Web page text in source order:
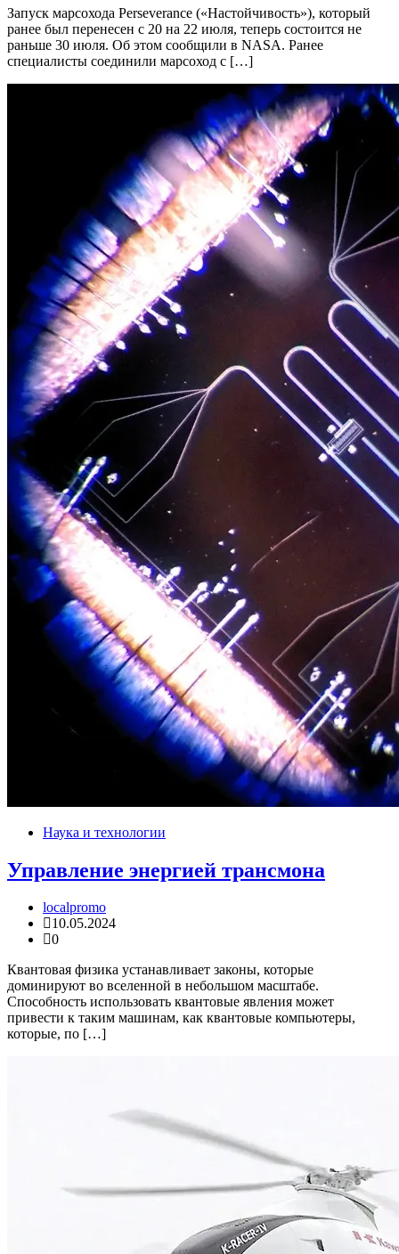
Запуск марсохода Perseverance («Настойчивость»), который
ранее был перенесен с 20 на 22 июля, теперь состоится не
раньше 30 июля. Об этом сообщили в NASA. Ранее
специалисты соединили марсоход с […]
Наука и технологии
Управление энергией трансмона
localpromo
10.05.2024
0
Квантовая физика устанавливает законы, которые
доминируют во вселенной в небольшом масштабе.
Способность использовать квантовые явления может
привести к таким машинам, как квантовые компьютеры,
которые, по […]